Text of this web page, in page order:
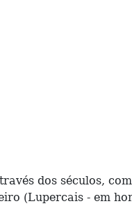
dos séculos,
(Lupercais - em